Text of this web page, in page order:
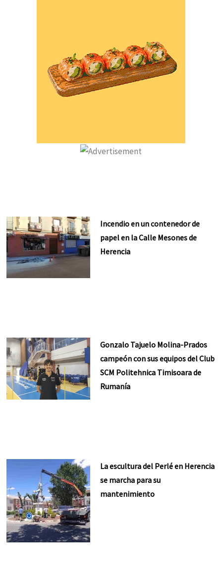
Incendio en un contenedor de
papel en la Calle Mesones de
Herencia
Gonzalo Tajuelo Molina-Prados
campeón con sus equipos del Club
SCM Politehnica Timisoara de
Rumanía
La escultura del Perlé en Herencia
se marcha para su
mantenimiento